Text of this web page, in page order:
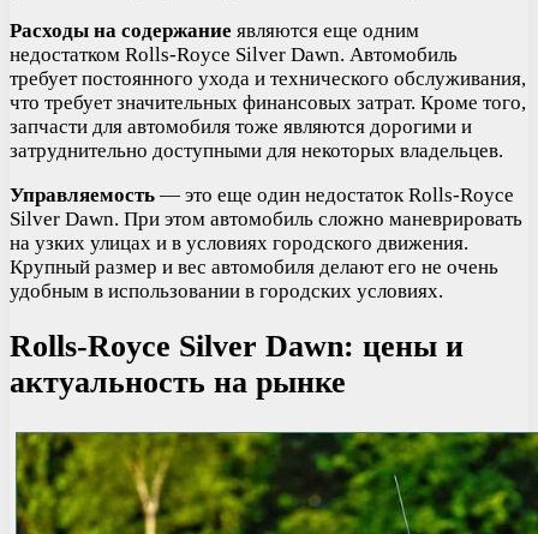
Расходы на содержание являются еще одним
недостатком Rolls-Royce Silver Dawn. Автомобиль
требует постоянного ухода и технического обслуживания,
что требует значительных финансовых затрат. Кроме того,
запчасти для автомобиля тоже являются дорогими и
затруднительно доступными для некоторых владельцев.
Управляемость — это еще один недостаток Rolls-Royce
Silver Dawn. При этом автомобиль сложно маневрировать
на узких улицах и в условиях городского движения.
Крупный размер и вес автомобиля делают его не очень
удобным в использовании в городских условиях.
Rolls-Royce Silver Dawn: цены и
актуальность на рынке